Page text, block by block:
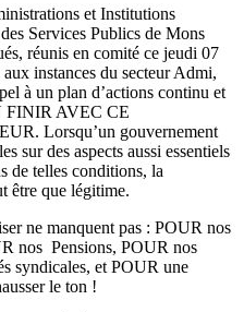
et Institutions
Services Publics de Mons
réunis en comité ce jeudi 07
instances du secteur Admi,
à un plan d’actions continu et
FINIR AVEC CE
Lorsqu’un gouvernement
sur des aspects aussi essentiels
de telles conditions, la
être que légitime.
ne manquent pas : POUR nos
nos Pensions, POUR nos
syndicales, et POUR une
le ton !